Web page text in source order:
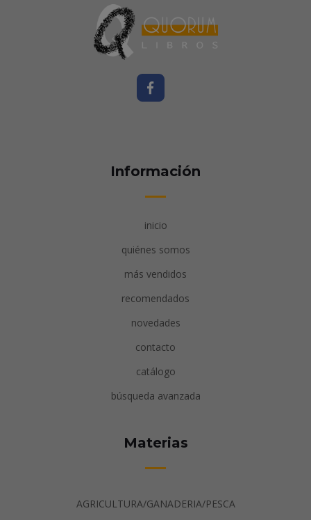
Información
inicio
quiénes somos
más vendidos
recomendados
novedades
contacto
catálogo
búsqueda avanzada
Materias
AGRICULTURA/GANADERIA/PESCA